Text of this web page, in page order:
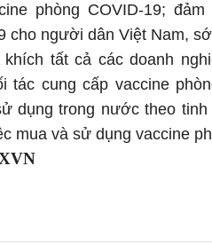
phòng COVID-19;
cho người dân Việt Nam,
tất cả các doanh
tác cung cấp vaccine
dụng trong nước theo tinh
mua và sử dụng vaccine